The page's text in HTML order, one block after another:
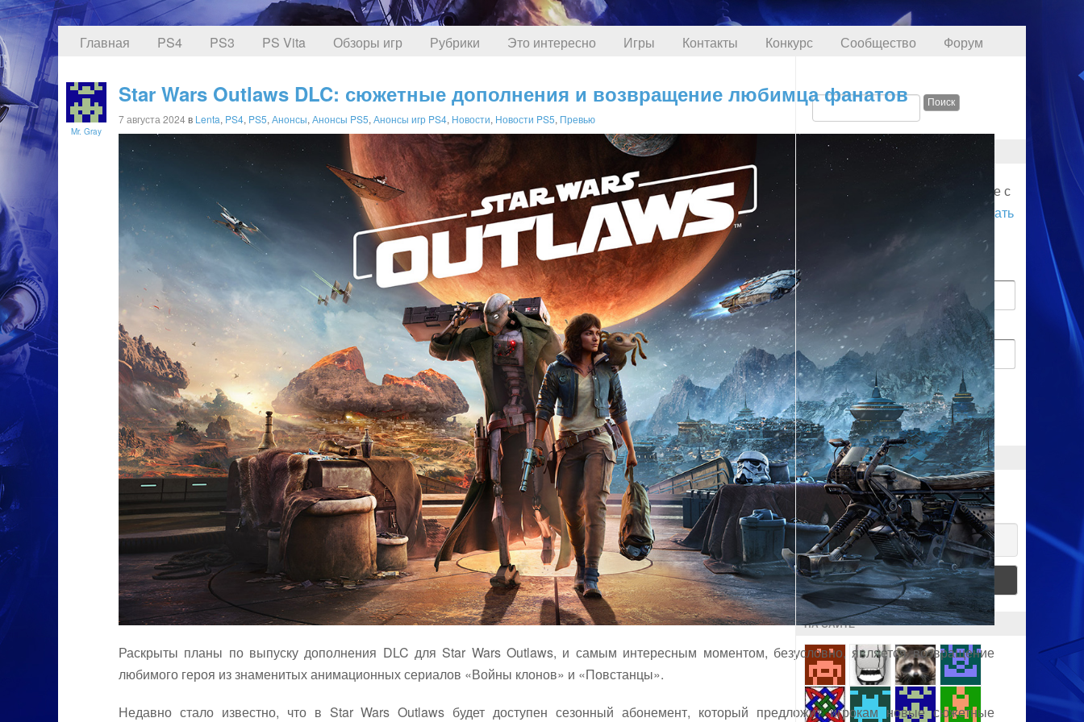
Главная PS4 PS3 PS Vita Обзоры игр Рубрики Это интересно Игры Контакты Конкурс Сообщество Форум
Mr. Gray
Star Wars Outlaws DLC: сюжетные дополнения и возвращение любимца фанатов
7 августа 2024в Lenta, PS4, PS5, Анонсы, Анонсы PS5, Анонсы игр PS4, Новости, Новости PS5, Превью
Раскрыты планы по выпуску дополнения DLC для Star Wars Outlaws, и самым интересным моментом, безусловно, является возвращение
любимого героя из знаменитых анимационных сериалов «Войны клонов» и «Повстанцы».
Недавно стало известно, что в Star Wars Outlaws будет доступен сезонный абонемент, который предложит игрокам новые сюжетные
ПРОФИЛЬ
Для начала соединения войдите с
создать
аккаунт
Имя пользователя
Пароль
Запомнить меня
ПОДПИСКА
Хочешь получать новости?
Email
НА САЙТЕ